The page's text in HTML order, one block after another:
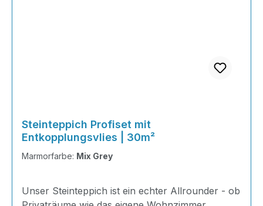
Steinteppich Profiset mit
Entkopplungsvlies | 30m²
Marmorfarbe: Mix Grey
Unser Steinteppich ist ein echter Allrounder - ob